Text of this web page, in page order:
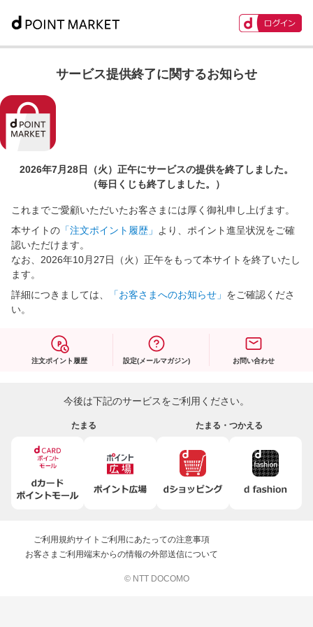
サービス提供終了に関するお知らせ
2026年7月28日（火）正午にサービスの提供を終了しました。
（毎日くじも終了しました。）
これまでご愛顧いただいたお客さまには厚く御礼申し上げます。
本サイトの 「注文ポイント履歴」
より、ポイント進呈状況をご確
認いただけます。
なお、2026年10月27日（火）正午をもって本サイトを終了いたし
ます。
詳細につきましては、
「お客さまへのお知らせ」 をご確認くださ
い。
注文ポイント履歴 設定(メールマガジン) お問い合わせ
今後は下記のサービスをご利用ください。
たまる たまる・つかえる
ご利用規約サイトご利用にあたっての注意事項
お客さまご利用端末からの情報の外部送信について
© NTT DOCOMO